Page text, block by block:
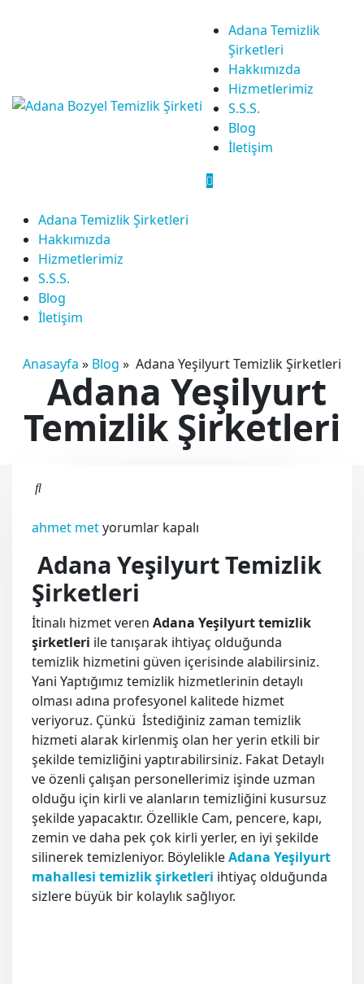
Adana Temizlik
Şirketleri
Hakkımızda
Hizmetlerimiz
S.S.S.
Blog
İletişim
Adana Temizlik Şirketleri
Hakkımızda
Hizmetlerimiz
S.S.S.
Blog
İletişim
Anasayfa » Blog » Adana Yeşilyurt Temizlik Şirketleri
Adana Yeşilyurt
Temizlik Şirketleri
ahmet metAdana
Temizlik
Şirketleri
yorumlar kapalı
Adana Yeşilyurt Temizlik
Şirketleri
İtinalı hizmet veren Adana Yeşilyurt temizlik
şirketleri ile tanışarak ihtiyaç olduğunda
temizlik hizmetini güven içerisinde alabilirsiniz.
Yani Yaptığımız temizlik hizmetlerinin detaylı
olması adına profesyonel kalitede hizmet
veriyoruz. Çünkü İstediğiniz zaman temizlik
hizmeti alarak kirlenmiş olan her yerin etkili bir
şekilde temizliğini yaptırabilirsiniz. Fakat Detaylı
ve özenli çalışan personellerimiz işinde uzman
olduğu için kirli ve alanların temizliğini kusursuz
şekilde yapacaktır. Özellikle Cam, pencere, kapı,
zemin ve daha pek çok kirli yerler, en iyi şekilde
silinerek temizleniyor. BöylelikleAdana Yeşilyurt
mahallesi temizlik şirketleri ihtiyaç olduğunda
sizlere büyük bir kolaylık sağlıyor.